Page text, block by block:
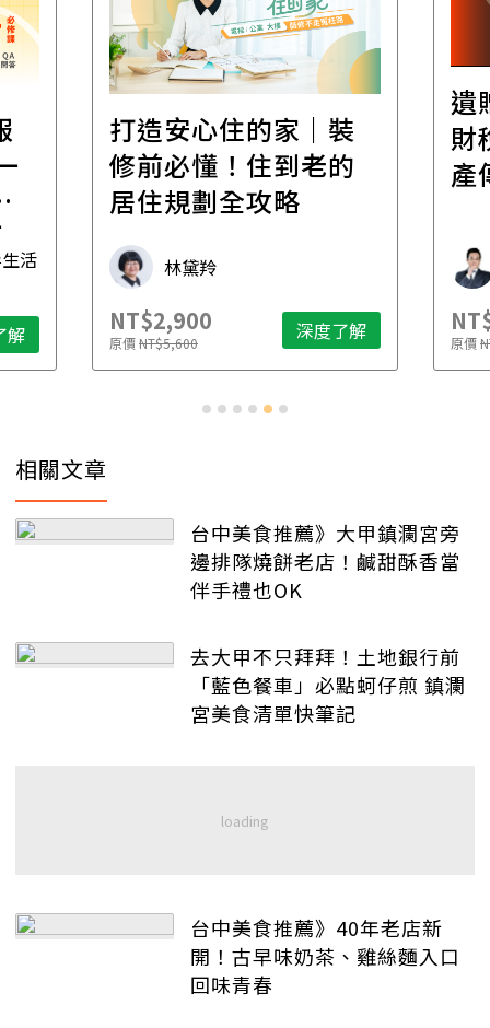
活
解
打造安心住的家｜裝
修前必懂！住到老的
居住規劃全攻略
林黛羚
NT$2,900
原價NT$5,600 深度了解
遺
財
產
原價
相關文章
台中美食推薦》大甲鎮瀾宮旁
邊排隊燒餅老店！鹹甜酥香當
伴手禮也OK
去大甲不只拜拜！土地銀行前
「藍色餐車」必點蚵仔煎 鎮瀾
宮美食清單快筆記
台中美食推薦》40年老店新
開！古早味奶茶、雞絲麵入口
回味青春